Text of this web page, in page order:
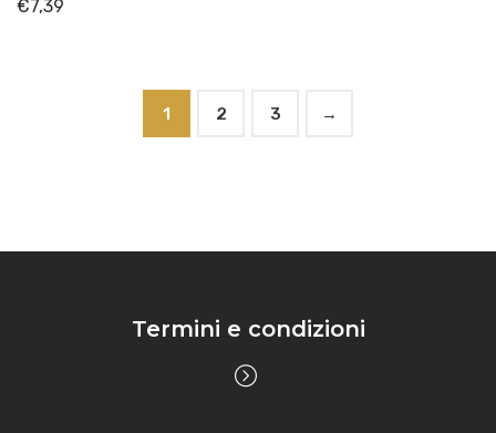
€7,39
1 2 3 →
Termini e condizioni